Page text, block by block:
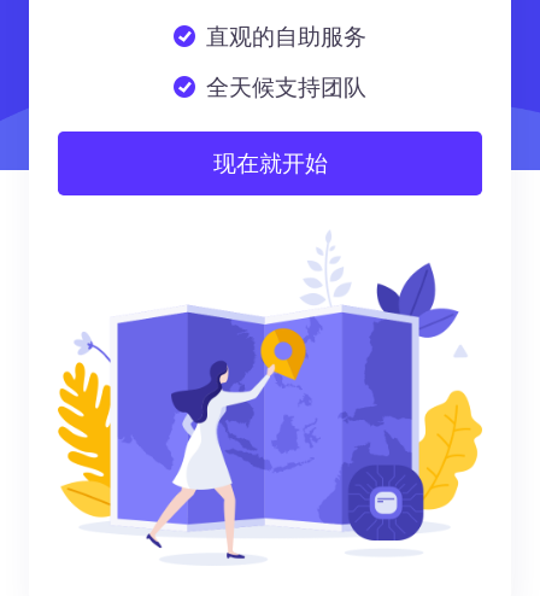
直观的自助服务
全天候支持团队
现在就开始